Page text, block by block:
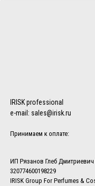
IRISK professional
e-mail: sales@irisk.ru
Принимаем к оплате:
ИП Рязанов Глеб
320774600198229
IRISK Group For Perfumes &